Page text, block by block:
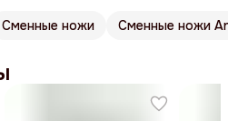
Сменные ножи Сменные ножи